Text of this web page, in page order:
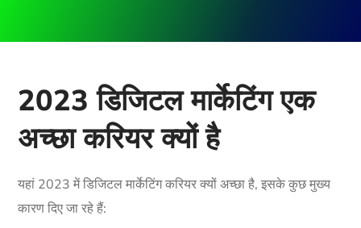
2023 डिजिटल मार्केटिंग एक
अच्छा करियर क्यों है
यहां 2023 में डिजिटल मार्केटिंग करियर क्यों अच्छा है, इसके कुछ मुख्य
कारण दिए जा रहे हैं: